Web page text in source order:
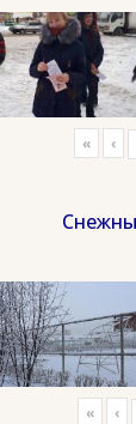
« ‹
« ‹